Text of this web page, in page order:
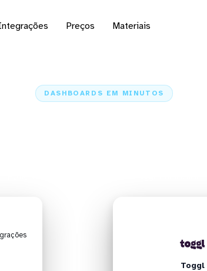
Preços Materiais
DASHBOARDS EM MINUTOS
Toggl